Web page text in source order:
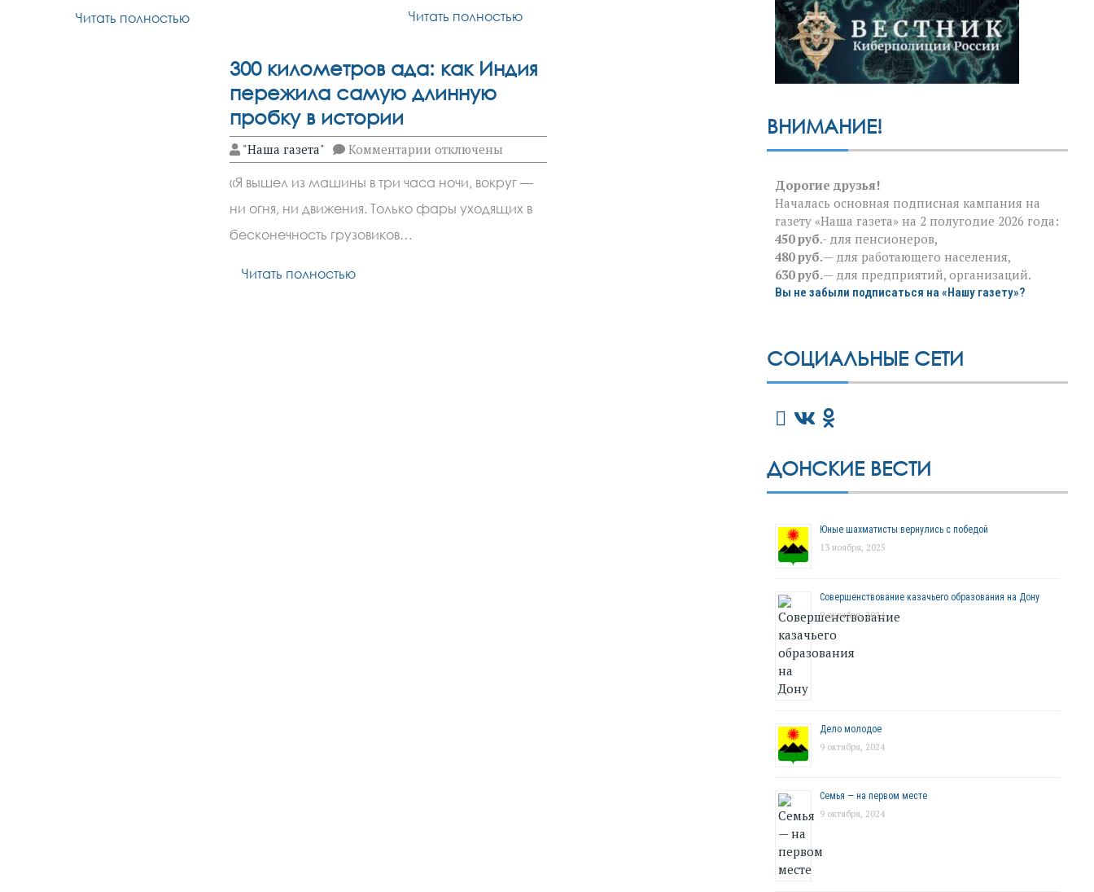
Читать полностью Читать полностью
300 километров ада: как Индия
пережила самую длинную
пробку в истории
"Наша газета" Комментарии к
записи
километров
ада:
как
отключены
«Я вышел из машины в три часа ночи, вокруг —
ни огня, ни движения. Только фары уходящих в
бесконечность грузовиков…
Читать полностью
ВНИМАНИЕ!
Дорогие друзья!
Началась основная подписная кампания на
газету «Наша газета» на 2 полугодие 2026 года:
450 руб.- для пенсионеров,
480 руб.— для работающего населения,
630 руб.— для предприятий, организаций.
Вы не забыли подписаться на «Нашу газету»?
СОЦИАЛЬНЫЕ СЕТИ
ДОНСКИЕ ВЕСТИ
Юные шахматисты вернулись с победой
13 ноября, 2025
Совершенствование казачьего образования на Дону
9 октября, 2024
Дело молодое
9 октября, 2024
Семья — на первом месте
9 октября, 2024